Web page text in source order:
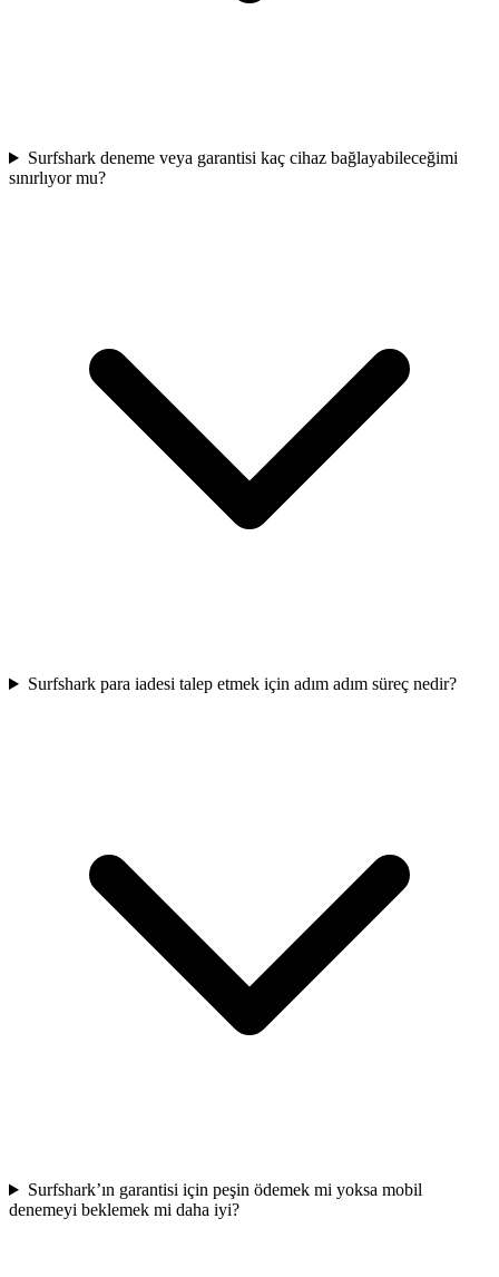
Surfshark deneme veya garantisi kaç cihaz bağlayabileceğimi
sınırlıyor mu?
Surfshark para iadesi talep etmek için adım adım süreç nedir?
Surfshark’ın garantisi için peşin ödemek mi yoksa mobil
denemeyi beklemek mi daha iyi?